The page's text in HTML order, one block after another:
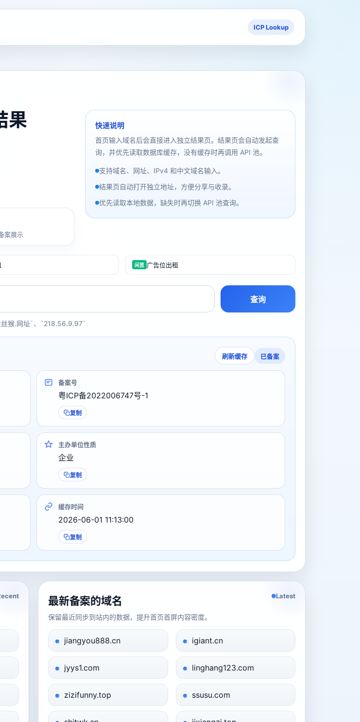
ICP Lookup
果
案展示
快速说明
首页输入域名后会直接进入独立结果页。结果页会自动发起查
询，并优先读取数据库缓存，没有缓存时再调用 API 池。
支持域名、网址、IPv4 和中文域名输入。
结果页自动打开独立地址，方便分享与收录。
优先读取本地数据，缺失时再切换 API 池查询。
闲置 广告位出租
查询
猴.网址`、`218.56.9.97`
刷新缓存 已备案
备案号
粤ICP备2022006747号-1
复制
主办单位性质
企业
复制
缓存时间
2026-06-01 11:13:00
复制
最新备案的域名
保留最近同步到站内的数据，提升首页首屏内容密度。
Latest
jiangyou888.cn igiant.cn
jyys1.com linghang123.com
zizifunny.top ssusu.com